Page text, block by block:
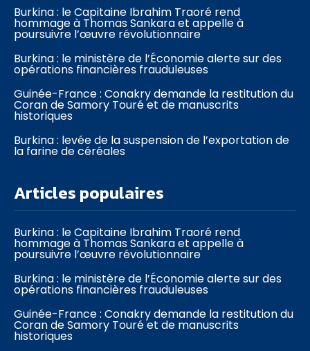
Burkina : le Capitaine Ibrahim Traoré rend
hommage à Thomas Sankara et appelle à
poursuivre l’œuvre révolutionnaire
Burkina : le ministère de l’Économie alerte sur des
opérations financières frauduleuses
Guinée-France : Conakry demande la restitution du
Coran de Samory Touré et de manuscrits
historiques
Burkina : levée de la suspension de l’exportation de
la farine de céréales
Articles populaires
Burkina : le Capitaine Ibrahim Traoré rend
hommage à Thomas Sankara et appelle à
poursuivre l’œuvre révolutionnaire
Burkina : le ministère de l’Économie alerte sur des
opérations financières frauduleuses
Guinée-France : Conakry demande la restitution du
Coran de Samory Touré et de manuscrits
historiques